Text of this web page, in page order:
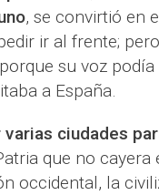
, se convirtió en
ir al frente;
su voz
a España.
ciudades
que no cayera
occidental, la